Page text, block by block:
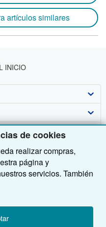
de cookies
realizar compras,
página y
servicios. También
el modo en que los
poder realizar
utilizaremos
artículos similares
INICIO